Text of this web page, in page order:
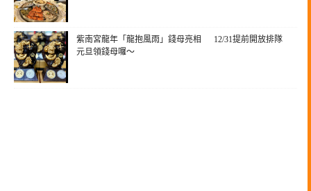
紫南宮龍年「龍抱風雨」錢母亮相 12/31提前開放排隊
元旦領錢母囉～